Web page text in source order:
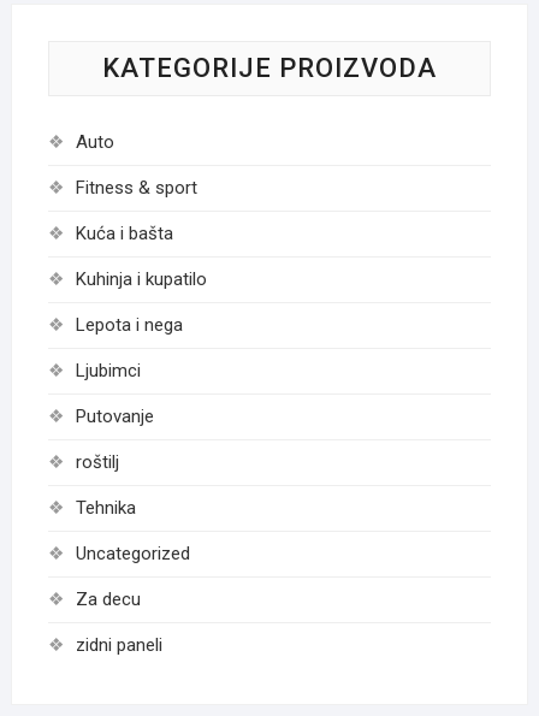
KATEGORIJE PROIZVODA
Auto
Fitness & sport
Kuća i bašta
Kuhinja i kupatilo
Lepota i nega
Ljubimci
Putovanje
roštilj
Tehnika
Uncategorized
Za decu
zidni paneli